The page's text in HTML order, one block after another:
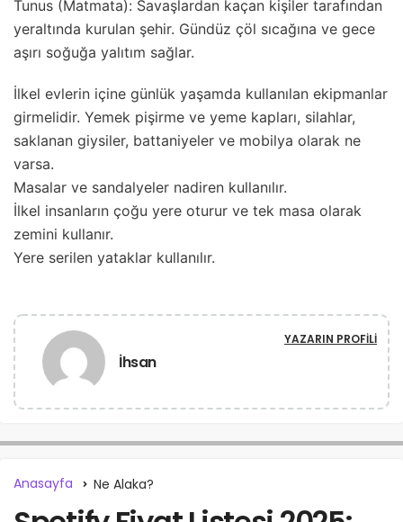
Tunus (Matmata): Savaşlardan kaçan kişiler tarafından
yeraltında kurulan şehir. Gündüz çöl sıcağına ve gece
aşırı soğuğa yalıtım sağlar.
İlkel evlerin içine günlük yaşamda kullanılan ekipmanlar
girmelidir. Yemek pişirme ve yeme kapları, silahlar,
saklanan giysiler, battaniyeler ve mobilya olarak ne
varsa.
Masalar ve sandalyeler nadiren kullanılır.
İlkel insanların çoğu yere oturur ve tek masa olarak
zemini kullanır.
Yere serilen yataklar kullanılır.
İhsan
YAZARIN PROFILI
Anasayfa Ne Alaka?